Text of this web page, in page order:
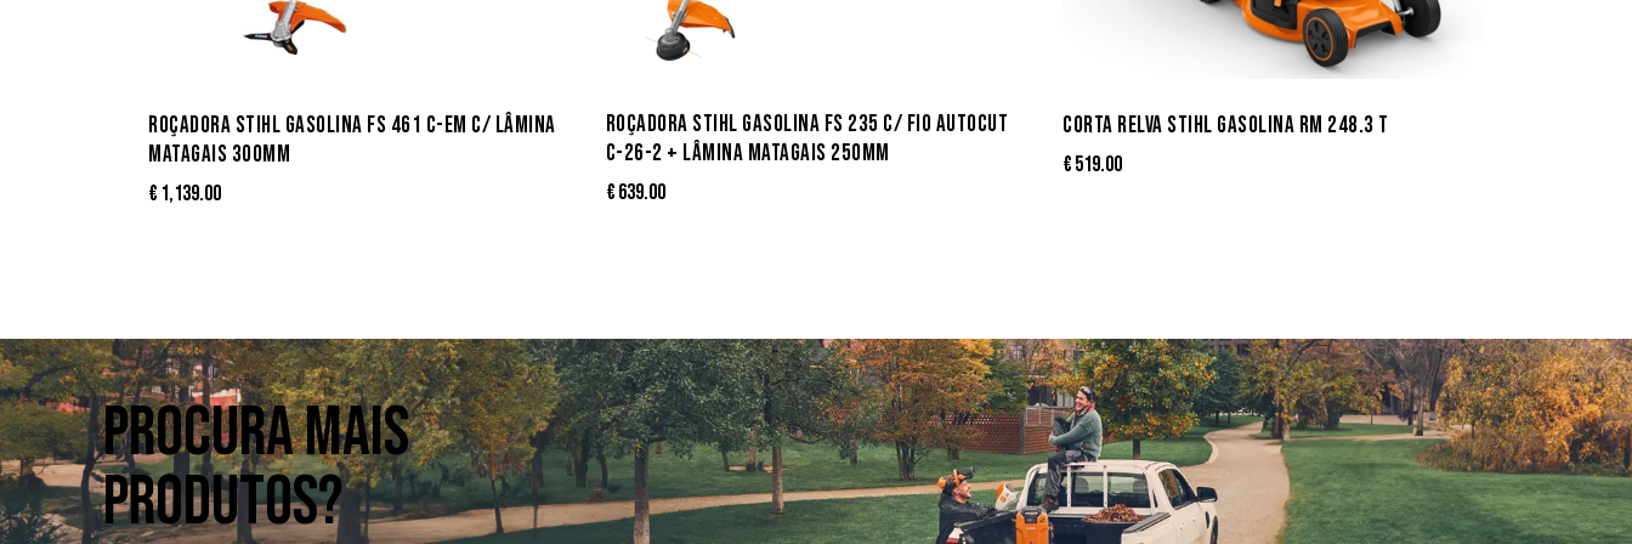
ROÇADORA STIHL GASOLINA FS 461 C-EM C/ LÂMINA
MATAGAIS 300MM
€ 1,139.00
ROÇADORA STIHL GASOLINA FS 235 C/ FIO AUTOCUT
C-26-2 + LÂMINA MATAGAIS 250MM
€639.00
CORTA RELVA STIHL GASOLINA RM 248.3 T
€519.00
PROCURA MAIS
PRODUTOS?